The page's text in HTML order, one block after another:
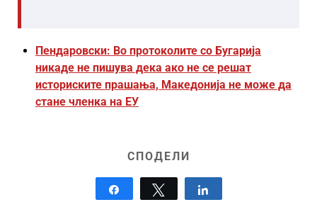
Пендаровски: Во протоколите со Бугарија
никаде не пишува дека ако не се решат
историските прашања, Македонија не може да
стане членка на ЕУ
СПОДЕЛИ
Tweet